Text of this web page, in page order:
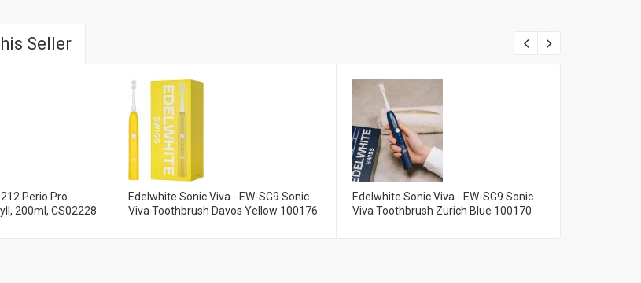
Seller
Perio Pro
200ml, CS02228
Edelwhite Sonic Viva - EW-SG9 Sonic
Viva Toothbrush Davos Yellow 100176
Edelwhite Sonic Viva - EW-SG9 Sonic
Viva Toothbrush Zurich Blue 100170